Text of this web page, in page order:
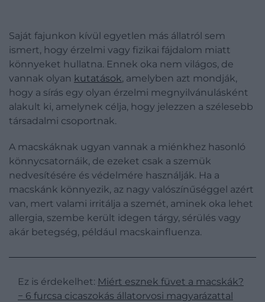
Saját fajunkon kívül egyetlen más állatról sem
ismert, hogy érzelmi vagy fizikai fájdalom miatt
könnyeket hullatna. Ennek oka nem világos, de
vannak olyan kutatások, amelyben azt mondják,
hogy a sírás egy olyan érzelmi megnyilvánulásként
alakult ki, amelynek célja, hogy jelezzen a szélesebb
társadalmi csoportnak.
A macskáknak ugyan vannak a miénkhez hasonló
könnycsatornáik, de ezeket csak a szemük
nedvesítésére és védelmére használják. Ha a
macskánk könnyezik, az nagy valószínűséggel azért
van, mert valami irritálja a szemét, aminek oka lehet
allergia, szembe került idegen tárgy, sérülés vagy
akár betegség, például macskainfluenza.
Ez is érdekelhet: Miért esznek füvet a macskák?
− 6 furcsa cicaszokás állatorvosi magyarázattal